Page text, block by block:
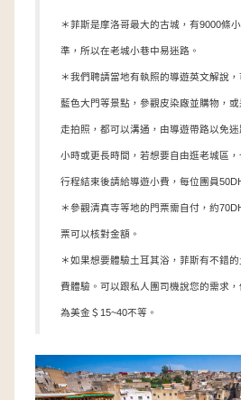
＊菲斯是摩洛哥最大的古城，有9000條
準，所以在老城小巷中易迷路。
＊我們聘請當地有執照的導遊英文解說
藍色大門等景點，參觀皮染廠並購物，
走拍照，都可以溝通，由導遊帶路以免
小時或更長時間，若想要自由逛老城區，
行程結束後請給導遊小費，每位團員
＊參觀清真寺等地的門票需自付，約
票可以核對金額。
＊如果想要體驗土耳其浴，菲斯有不錯
費體驗。可以跟私人團司機說您的需求
為美金＄15~40不等。